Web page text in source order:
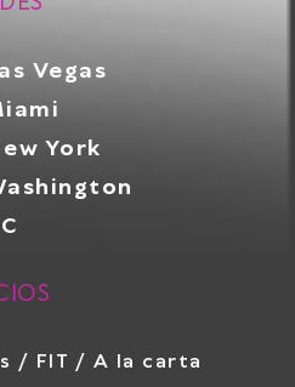
Vegas
York
/ FIT / A la carta